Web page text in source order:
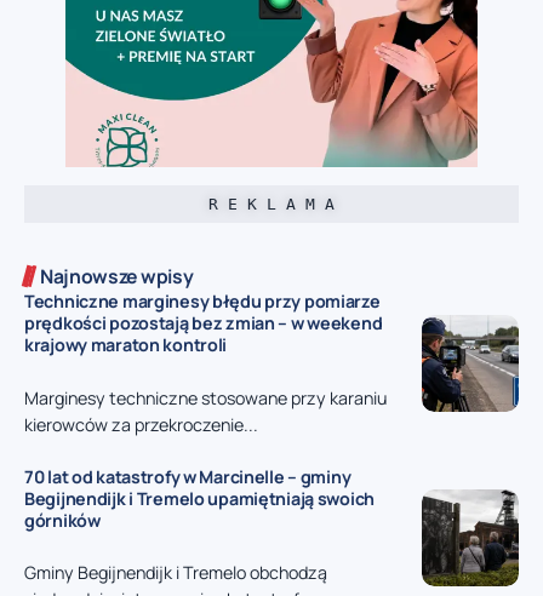
R E K L A M A
Najnowsze wpisy
Techniczne marginesy błędu przy pomiarze
prędkości pozostają bez zmian – w weekend
krajowy maraton kontroli
Marginesy techniczne stosowane przy karaniu
kierowców za przekroczenie...
70 lat od katastrofy w Marcinelle – gminy
Begijnendijk i Tremelo upamiętniają swoich
górników
Gminy Begijnendijk i Tremelo obchodzą